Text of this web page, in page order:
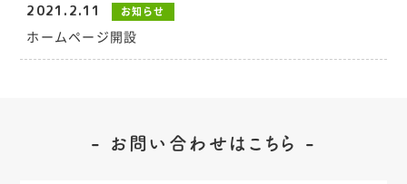
2021.2.11 お知らせ
ホームページ開設
お問い合わせはこちら